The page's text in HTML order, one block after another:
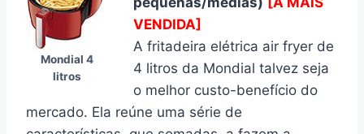
Mondial 4
litros
VENDIDA]
A fritadeira elétrica air fryer de
4 litros da Mondial talvez seja
o melhor custo-benefício do
mercado. Ela reúne uma série de